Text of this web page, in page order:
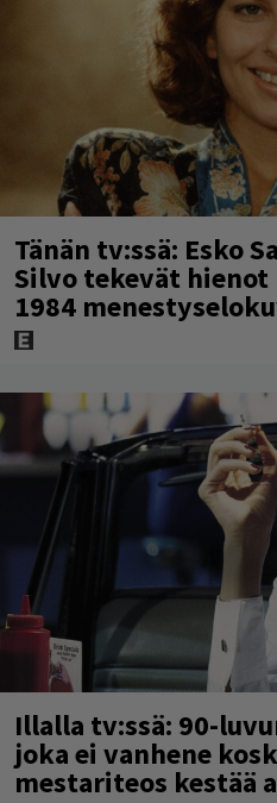
Tänän tv:ssä: Esko
Silvo tekevät
1984
Illalla tv:ssä: 90-
joka ei vanhene
mestariteos kestää